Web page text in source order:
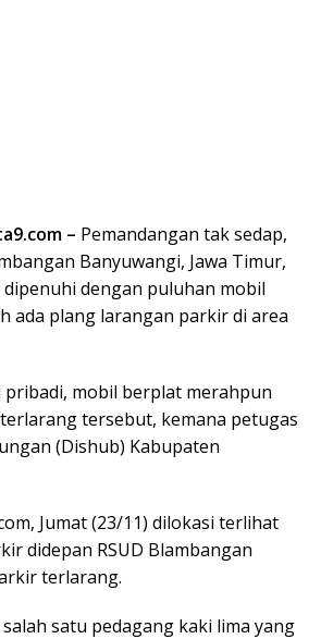
– Pemandangan tak sedap,
Banyuwangi, Jawa Timur,
dengan puluhan mobil
ada plang larangan parkir di area
pribadi, mobil berplat merahpun
tersebut, kemana petugas
(Dishub) Kabupaten
Jumat (23/11) dilokasi terlihat
didepan RSUD Blambangan
terlarang.
satu pedagang kaki lima yang